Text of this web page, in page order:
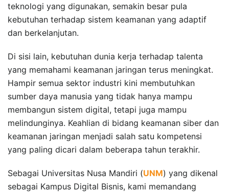
teknologi yang digunakan, semakin besar pula
kebutuhan terhadap sistem keamanan yang adaptif
dan berkelanjutan.
Di sisi lain, kebutuhan dunia kerja terhadap talenta
yang memahami keamanan jaringan terus meningkat.
Hampir semua sektor industri kini membutuhkan
sumber daya manusia yang tidak hanya mampu
membangun sistem digital, tetapi juga mampu
melindunginya. Keahlian di bidang keamanan siber dan
keamanan jaringan menjadi salah satu kompetensi
yang paling dicari dalam beberapa tahun terakhir.
Sebagai Universitas Nusa Mandiri (UNM) yang dikenal
sebagai Kampus Digital Bisnis, kami memandang